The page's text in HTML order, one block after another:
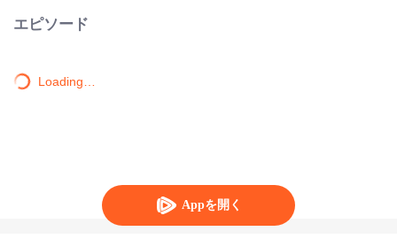
Appを開く
エピソード
Loading…